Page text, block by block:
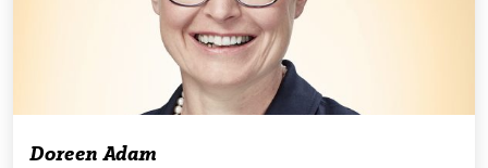
Doreen Adam